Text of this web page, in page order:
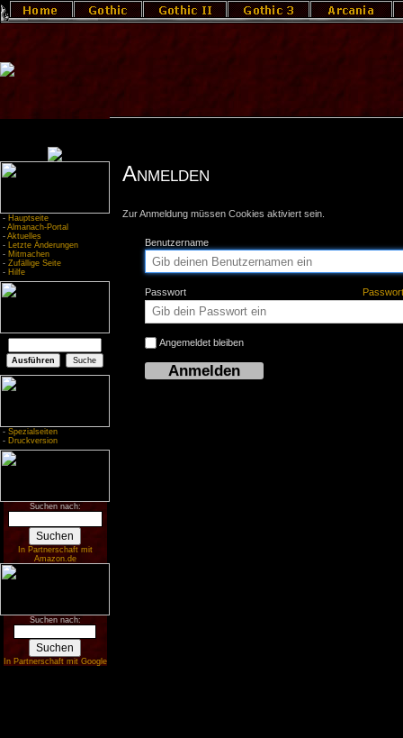
- Hauptseite
- Almanach-Portal
- Aktuelles
- Letzte Änderungen
- Mitmachen
- Zufällige Seite
- Hilfe
- Spezialseiten
- Druckversion
Suchen nach:
In Partnerschaft mit
Amazon.de
Suchen nach:
In Partnerschaft mit Google
Anmelden
Zur Anmeldung müssen Cookies aktiviert sein.
Benutzername
Passwort
Angemeldet bleiben